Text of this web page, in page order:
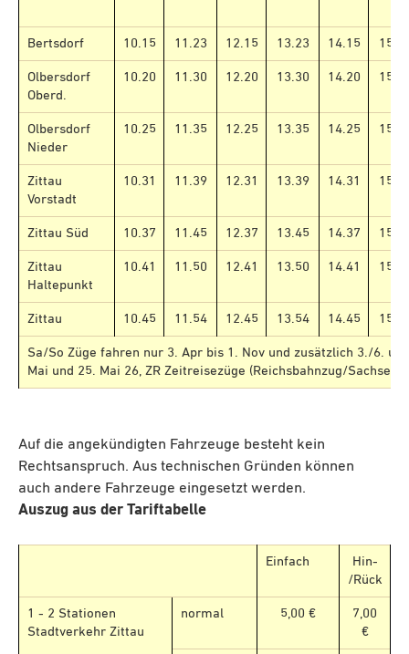
Bertsdorf 10.15 11.23 12.15 13.23 14.15
Olbersdorf
Oberd.
10.20 11.30 12.20 13.30 14.20
Olbersdorf
Nieder
10.25 11.35 12.25 13.35 14.25
Zittau
Vorstadt
10.31 11.39 12.31 13.39 14.31
Zittau Süd 10.37 11.45 12.37 13.45 14.37
Zittau
Haltepunkt
10.41 11.50 12.41 13.50 14.41
Zittau 10.45 11.54 12.45 13.54 14.45
Sa/So Züge fahren nur 3. Apr bis 1. Nov und zusätzlich 3./6.
Mai und 25. Mai 26, ZR Zeitreisezüge (Reichsbahnzug/
Auf die angekündigten Fahrzeuge besteht kein
Rechtsanspruch. Aus technischen Gründen können
auch andere Fahrzeuge eingesetzt werden.
Auszug aus der Tariftabelle
Einfach
Hin-
/Rück
1 - 2 Stationen
Stadtverkehr Zittau
normal 5,00 €
7,00
€